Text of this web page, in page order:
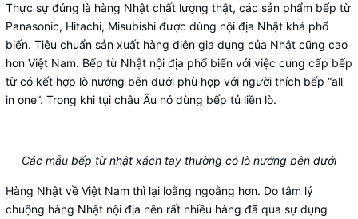
Thực sự đúng là hàng Nhật chất lượng thật, các sản phẩm bếp từ
Panasonic, Hitachi, Misubishi được dùng nội địa Nhật khá phổ
biến. Tiêu chuẩn sản xuất hàng điện gia dụng của Nhật cũng cao
hơn Việt Nam. Bếp từ Nhật nội địa phổ biến với việc cung cấp bếp
từ có kết hợp lò nướng bên dưới phù hợp với người thích bếp “all
in one”. Trong khi tụi châu Âu nó dùng bếp tủ liền lò.
Các mẫu bếp từ nhật xách tay thường có lò nướng bên dưới
Hàng Nhật về Việt Nam thì lại loằng ngoằng hơn. Do tâm lý
chuộng hàng Nhật nội địa nên rất nhiều hàng đã qua sự dụng